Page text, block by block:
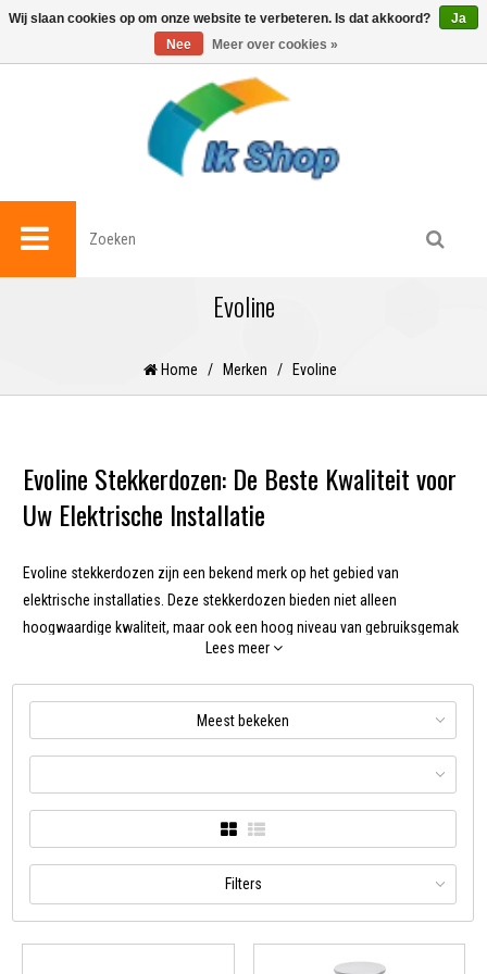
0
Evoline
Home / Merken / Evoline
Evoline Stekkerdozen: De Beste Kwaliteit voor
Uw Elektrische Installatie
Evoline stekkerdozen zijn een bekend merk op het gebied van
elektrische installaties. Deze stekkerdozen bieden niet alleen
hoogwaardige kwaliteit, maar ook een hoog niveau van gebruiksgemak
en flexibiliteit. In deze blogpost zullen we dieper ingaan op de
kenmerken van Evoline stekkerdozen en waarom deze de beste keuze
zijn voor uw elektrische installatie.
De Voordelen van Evoline Stekkerdozen
Evoline stekkerdozen bieden een aantal unieke voordelen die ze
onderscheiden van andere merken. Hieronder bespreken we de
belangrijkste voordelen:
Hoogwaardige Kwaliteit
waaronder geavanceerde thermoplasten en metaal. Dit garandeert een
Lees meer
Meest bekeken
Filters
Wij slaan cookies op om onze website te verbeteren. Is dat akkoord?
Ja
Nee
Meer over cookies »